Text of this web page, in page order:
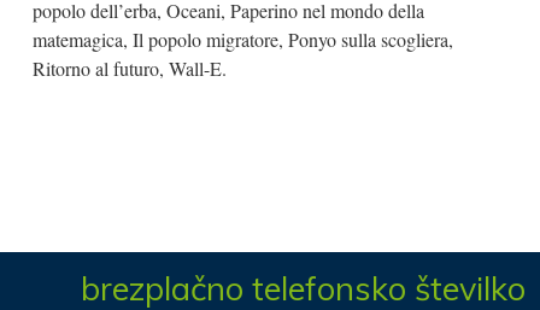
popolo dell’erba, Oceani, Paperino nel mondo della
matemagica, Il popolo migratore, Ponyo sulla scogliera,
Ritorno al futuro, Wall-E.
brezplačno telefonsko številko